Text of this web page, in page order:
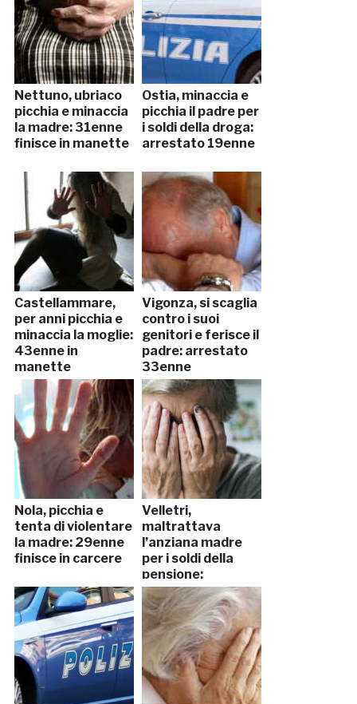
Nettuno, ubriaco
picchia e minaccia
la madre: 31enne
finisce in manette
Ostia, minaccia e
picchia il padre per
i soldi della droga:
arrestato 19enne
Castellammare,
per anni picchia e
minaccia la moglie:
43enne in
manette
Vigonza, si scaglia
contro i suoi
genitori e ferisce il
padre: arrestato
33enne
Nola, picchia e
tenta di violentare
la madre: 29enne
finisce in carcere
Velletri,
maltrattava
l’anziana madre
per i soldi della
pensione:
arrestato